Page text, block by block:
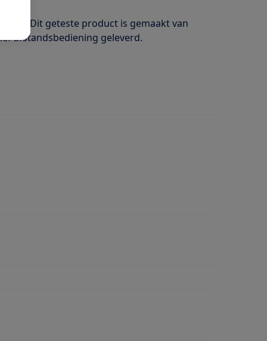
Dit geteste product is gemaakt van
afstandsbediening geleverd.